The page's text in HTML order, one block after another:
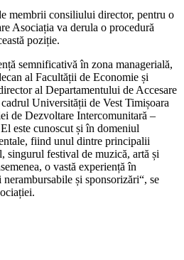
membrii consiliului director, pentru o
Asociația va derula o procedură
poziție.
semnificativă în zona managerială,
al Facultății de Economie și
al Departamentului de Accesare
Universității de Vest Timișoara
de Dezvoltare Intercomunitară –
este cunoscut și în domeniul
fiind unul dintre principalii
singurul festival de muzică, artă și
o vastă experiență în
și sponsorizări“, se